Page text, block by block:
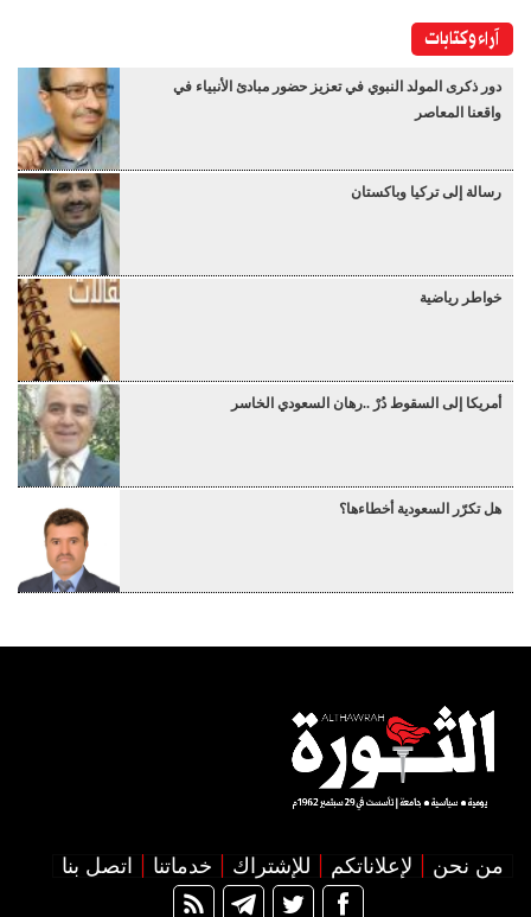
آراء وكتابات
دور ذكرى المولد النبوي في تعزيز حضور مبادئ الأنبياء في
واقعنا المعاصر
رسالة إلى تركيا وباكستان
خواطر رياضية
أمريكا إلى السقوط دُرْ ..رهان السعودي الخاسر
هل تكرّر السعودية أخطاءها؟
من نحن لإعلاناتكم للإشتراك خدماتنا اتصل بنا